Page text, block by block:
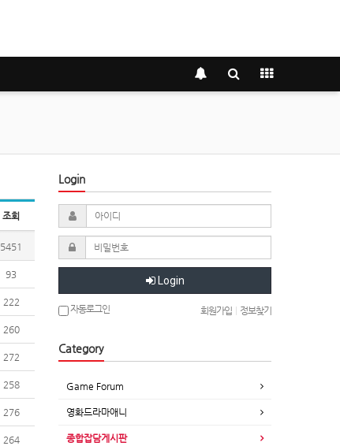
조회
5451
93
222
260
272
258
276
264
Login
Login
자동로그인 회원가입 정보찾기
Category
Game Forum
영화드라마애니
종합잡담게시판